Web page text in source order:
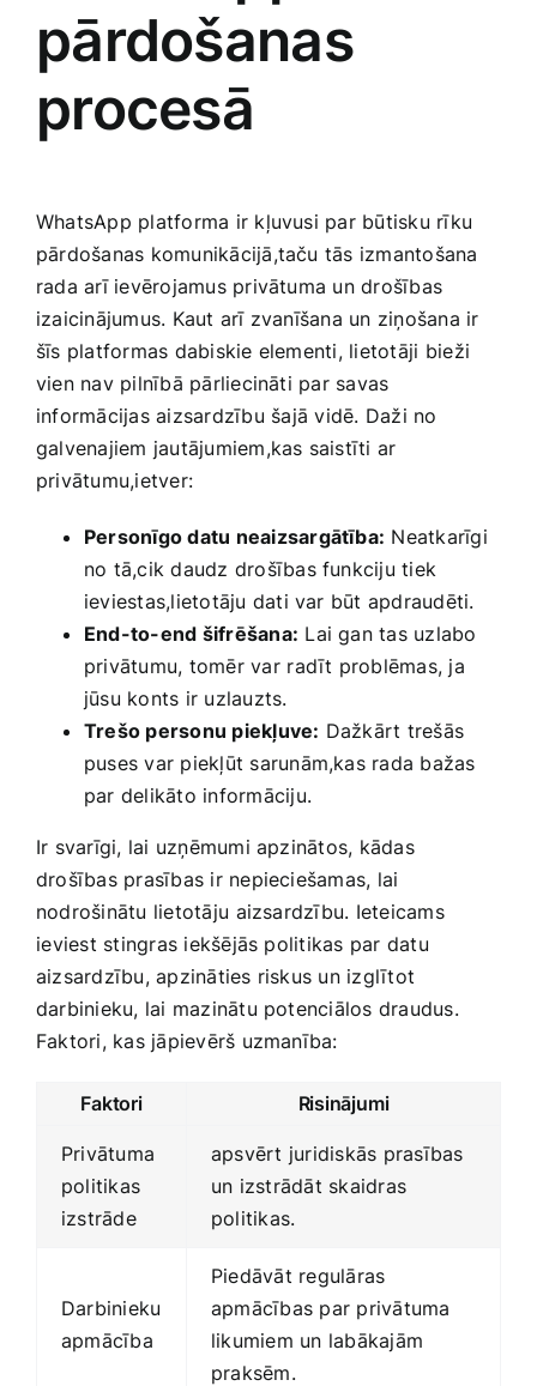
pārdošanas
procesā
WhatsApp platforma ir kļuvusi par būtisku rīku
pārdošanas komunikācijā,taču tās‌ izmantošana
rada arī ievērojamus privātuma un drošības
izaicinājumus. Kaut arī zvanīšana un ​ziņošana ir
šīs platformas dabiskie elementi, lietotāji ⁤bieži
vien nav pilnībā pārliecināti par savas
informācijas aizsardzību ⁣šajā vidē. Daži no
galvenajiem jautājumiem,kas saistīti⁢ ar
privātumu,ietver:
Personīgo datu neaizsargātība: Neatkarīgi
no tā,cik daudz drošības funkciju tiek
ieviestas,lietotāju dati‌ var būt apdraudēti.
End-to-end šifrēšana: Lai gan tas uzlabo
privātumu, tomēr var ⁢radīt problēmas, ja
jūsu ‍konts ir​ uzlauzts.
Trešo personu piekļuve: Dažkārt trešās
puses var piekļūt sarunām,kas rada bažas⁤
par delikāto informāciju.
Ir svarīgi, lai uzņēmumi apzinātos, kādas
drošības prasības ir nepieciešamas, lai‍
nodrošinātu lietotāju⁤ aizsardzību. ‍Ieteicams
⁤ieviest stingras iekšējās politikas par datu
aizsardzību, apzināties riskus un izglītot
darbinieku, lai mazinātu potenciālos draudus.
Faktori, kas jāpievērš uzmanība:
Faktori Risinājumi
Privātuma
politikas
‍izstrāde
apsvērt juridiskās prasības
un izstrādāt skaidras
politikas.
Darbinieku
apmācība
Piedāvāt regulāras‌
apmācības par privātuma
likumiem un labākajām
praksēm.